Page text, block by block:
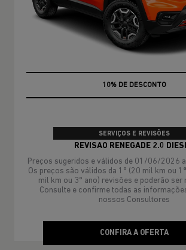
MÃO DE OBRA
SERVIÇOS E REVISÕES
REVISAO RENEGADE 2.0
Preços sugeridos e válidos de 01/06/2026
Os preços são válidos da 1º (20 mil km ou
mil km ou 3º ano) revisões e poderão ser
Consulte e confirme todas as
nossos Consultores
CONFIRA A OFERTA